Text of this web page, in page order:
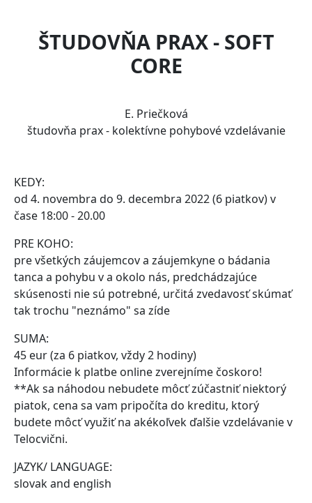
ŠTUDOVŇA PRAX - SOFT
CORE
E. Priečková
študovňa prax - kolektívne pohybové vzdelávanie
KEDY:
od 4. novembra do 9. decembra 2022 (6 piatkov) v
čase 18:00 - 20.00
PRE KOHO:
pre všetkých záujemcov a záujemkyne o bádania
tanca a pohybu v a okolo nás, predchádzajúce
skúsenosti nie sú potrebné, určitá zvedavosť skúmať
tak trochu "neznámo" sa zíde
SUMA:
45 eur (za 6 piatkov, vždy 2 hodiny)
Informácie k platbe online zverejníme čoskoro!
**Ak sa náhodou nebudete môcť zúčastniť niektorý
piatok, cena sa vam pripočíta do kreditu, ktorý
budete môcť využiť na akékoľvek ďalšie vzdelávanie v
Telocvični.
JAZYK/ LANGUAGE:
slovak and english